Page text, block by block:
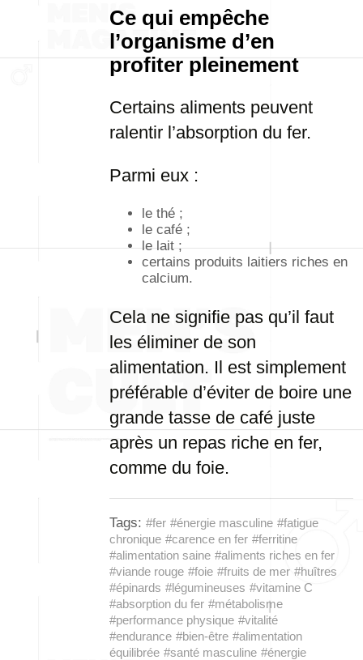
Ce qui empêche
l’organisme d’en
profiter pleinement
Certains aliments peuvent
ralentir l’absorption du fer.
Parmi eux :
le thé ;
le café ;
le lait ;
certains produits laitiers riches en
calcium.
Cela ne signifie pas qu’il faut
les éliminer de son
alimentation. Il est simplement
préférable d’éviter de boire une
grande tasse de café juste
après un repas riche en fer,
comme du foie.
Tags: #fer #énergie masculine #fatigue
chronique #carence en fer #ferritine
#alimentation saine #aliments riches en fer
#viande rouge #foie #fruits de mer #huîtres
#épinards #légumineuses #vitamine C
#absorption du fer #métabolisme
#performance physique #vitalité
#endurance #bien-être #alimentation
équilibrée #santé masculine #énergie